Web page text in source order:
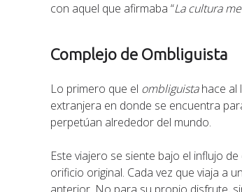
con aquel que afirmaba “La cultura
Complejo de Ombliguista
Lo primero que el ombliguistahace al
extranjera en donde se encuentra
perpetúan alrededor del mundo.
Este viajero se siente bajo el influjo
orificio original. Cada vez que viaja a